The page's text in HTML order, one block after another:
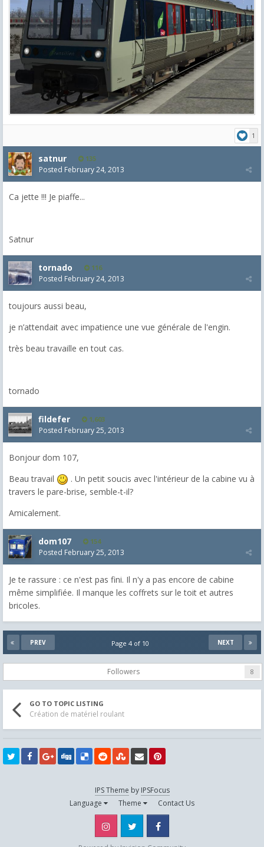
1
satnur 135
Posted February 24, 2013
Ca jette !!! Je piaffe...
Satnur
tornado 116
Posted February 24, 2013
toujours aussi beau,
je n’attendait avec impatience une vue générale de l'engin.
très beau travaille en tout cas.
tornado
fildefer 1,603
Posted February 25, 2013
Bonjour dom 107,
Beau travail
. Un petit soucis avec l'intérieur de la cabine vu à
travers le pare-brise, semble-t-il?
Amicalement.
dom107 154
Posted February 25, 2013
Je te rassure : ce n'est pas fini. Il n'y a pas encore de cabine
même simplifiée. Il manque les coffrets sur le toit et autres
bricoles.
PREV NEXT
Page 4 of 10
Followers 8
GO TO TOPIC LISTING
Création de matériel roulant
IPS Theme by IPSFocus
Language
Theme Contact Us
Instagram Twitter